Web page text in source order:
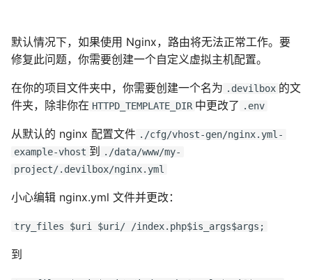
默认情况下，如果使用 Nginx，路由将无法正常工作。要
修复此问题，你需要创建一个自定义虚拟主机配置。
在你的项目文件夹中，你需要创建一个名为 .devilbox 的文
件夹，除非你在 HTTPD_TEMPLATE_DIR 中更改了 .env
从默认的 nginx 配置文件 ./cfg/vhost-gen/nginx.yml-
example-vhost 到 ./data/www/my-
project/.devilbox/nginx.yml
小心编辑 nginx.yml 文件并更改：
try_files $uri $uri/ /index.php$is_args$args;
到